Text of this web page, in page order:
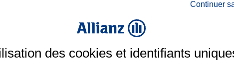
les avis de l'agence
Continuer
des cookies et identifiants